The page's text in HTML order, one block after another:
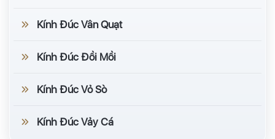
Kính Đúc Vân Quạt
Kính Đúc Đồi Mồi
Kính Đúc Vỏ Sò
Kính Đúc Vảy Cá